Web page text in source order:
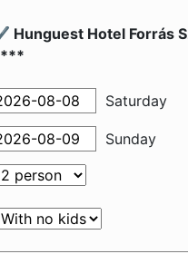
Hunguest Hotel Forrás
Saturday
Sunday